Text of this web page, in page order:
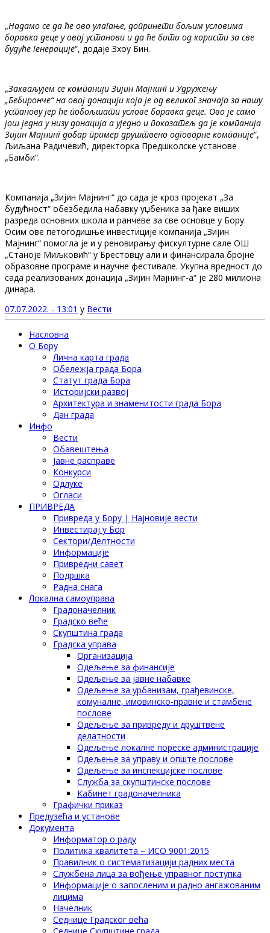
„Надамо се да ће ово улагање, допринети бољим условима
боравка деце у овој установи и да ће бити од користи за све
будуће генерације“, додаје Зхоу Бин.
„Захваљујем се компанији Зијин Мајнинг и Удружењу
„Бебиронче“ на овој донацији која је од великог значаја за нашу
установу јер ће побољшати услове боравка деце. Ово је само
још једна у низу донација а уједно и показатељ да је компанија
Зијин Мајнинг добар пример друштвено одговорне компаније“,
Љиљана Радичевић, директорка Предшколске установе
„Бамби“.
Компанија „Зијин Мајнинг“ до сада је кроз пројекат „За
будућност“ обезбедила набавку уџбеника за ђаке виших
разреда основних школа и ранчеве за све основце у Бору.
Осим ове петогодишње инвестиције компанија „Зијин
Мајнинг“ помогла је и у реновирању фискултурне сале ОШ
„Станоје Миљковић“ у Брестовцу али и финансирала бројне
образовне програме и научне фестивале. Укупна вредност до
сада реализованих донација „Зијин Мајнинг-а“ је 280 милиона
динара.
07.07.2022. - 13:01 у Вести
Насловна
О Бору
Лична карта града
Обележја града Бора
Статут града Бора
Историјски развој
Архитектура и знаменитости града Бора
Дан града
Инфо
Вести
Обавештења
Јавне расправе
Конкурси
Одлуке
Огласи
ПРИВРЕДА
Привреда у Бору | Најновије вести
Инвестирај у Бор
Сектори/Делтности
Информације
Привредни савет
Подршка
Радна снага
Локална самоуправа
Градоначелник
Градско веће
Скупштина града
Градска управа
Организација
Одељење за финансије
Одељење за јавне набавке
Одељење за урбанизам, грађевинске,
комуналне, имовинско-правне и стамбене
послове
Одељење за привреду и друштвене
делатности
Одељење локалне пореске администрације
Одељење за управу и опште послове
Одељење за инспекцијске послове
Служба за скупштинске послове
Кабинет градоначелника
Графички приказ
Предузећа и установе
Документа
Информатор о раду
Политика квалитета – ИСО 9001:2015
Правилник о систематизацији радних места
Службена лица за вођење управног поступка
Информације о запосленим и радно ангажованим
лицима
Начелник
Седнице Градског већа